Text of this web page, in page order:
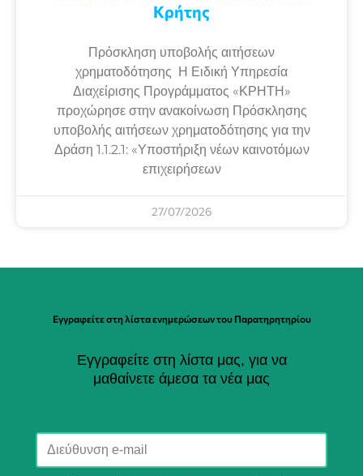
Κρήτης
Πρόσκληση υποβολής αιτήσεων
χρηματοδότησης Η Ειδική Υπηρεσία
Διαχείρισης Προγράμματος «ΚΡΗΤΗ»
προχώρησε στην ανακοίνωση Πρόσκλησης
υποβολής αιτήσεων χρηματοδότησης για την
Δράση 1.1.2.1: «Υποστήριξη νέων καινοτόμων
επιχειρήσεων
27/07/2026
Εγγραφείτε στη λίστα ενημερώσεων του Παρατηρητηρίου
Εγγραφείτε στη λίστα μας, για να
μαθαίνετε άμεσα τα νέα μας